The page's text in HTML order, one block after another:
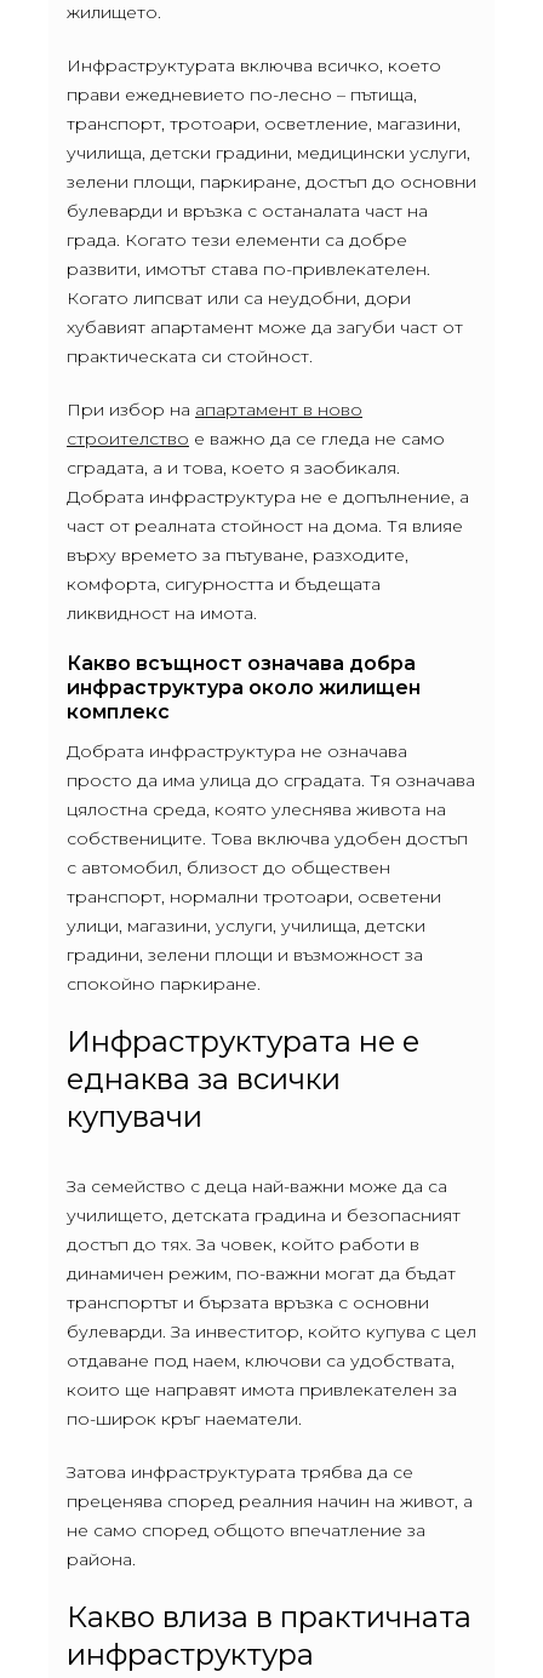
жилището.
Инфраструктурата включва всичко, което
прави ежедневието по-лесно – пътища,
транспорт, тротоари, осветление, магазини,
училища, детски градини, медицински услуги,
зелени площи, паркиране, достъп до основни
булеварди и връзка с останалата част на
града. Когато тези елементи са добре
развити, имотът става по-привлекателен.
Когато липсват или са неудобни, дори
хубавият апартамент може да загуби част от
практическата си стойност.
При избор на апартамент в ново
строителство е важно да се гледа не само
сградата, а и това, което я заобикаля.
Добрата инфраструктура не е допълнение, а
част от реалната стойност на дома. Тя влияе
върху времето за пътуване, разходите,
комфорта, сигурността и бъдещата
ликвидност на имота.
Какво всъщност означава добра
инфраструктура около жилищен
комплекс
Добрата инфраструктура не означава
просто да има улица до сградата. Тя означава
цялостна среда, която улеснява живота на
собствениците. Това включва удобен достъп
с автомобил, близост до обществен
транспорт, нормални тротоари, осветени
улици, магазини, услуги, училища, детски
градини, зелени площи и възможност за
спокойно паркиране.
Инфраструктурата не е
еднаква за всички
купувачи
За семейство с деца най-важни може да са
училището, детската градина и безопасният
достъп до тях. За човек, който работи в
динамичен режим, по-важни могат да бъдат
транспортът и бързата връзка с основни
булеварди. За инвеститор, който купува с цел
отдаване под наем, ключови са удобствата,
които ще направят имота привлекателен за
по-широк кръг наематели.
Затова инфраструктурата трябва да се
преценява според реалния начин на живот, а
не само според общото впечатление за
района.
Какво влиза в практичната
инфраструктура